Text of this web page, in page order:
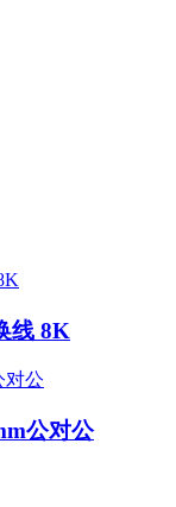
线 8K
公对公